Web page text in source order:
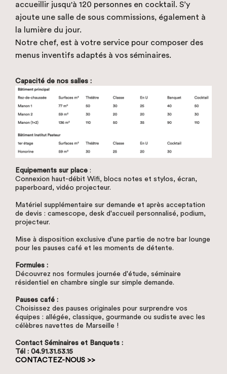
accueillir jusqu'à 120 personnes en cocktail. S’y
ajoute une salle de sous commissions, également à
la lumière du jour.
Notre chef, est à votre service pour composer des
menus inventifs adaptés à vos séminaires.
Capacité de nos salles :
Equipements sur place :
Connexion haut-débit Wifi, blocs notes et stylos, écran,
paperboard, vidéo projecteur.
Matériel supplémentaire sur demande et après acceptation
de devis : camescope, desk d'accueil personnalisé, podium,
projecteur.
Mise à disposition exclusive d'une partie de notre bar lounge
pour les pauses café et les moments de détente.
Formules :
Découvrez nos formules journée d'étude, séminaire
résidentiel en chambre single sur simple demande.
Pauses café :
Choisissez des pauses originales pour surprendre vos
équipes : allégée, classique, gourmande ou sudiste avec les
célèbres navettes de Marseille !
Contact Séminaires et Banquets :
Tél : 04.91.31.53.15
CONTACTEZ-NOUS >>